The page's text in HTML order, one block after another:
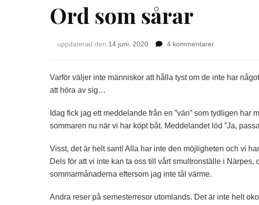
Ord som sårar
uppdaterad den 14 juni, 2020 4 kommentarertill
sårar
Varför väljer inte människor att hålla tyst om de inte har
att höra av sig…
Idag fick jag ett meddelande från en ”vän” som tydligen
sommaren nu när vi har köpt båt. Meddelandet löd ”Ja,
Visst, det är helt sant! Alla har inte den möjligheten och vi
Dels för att vi inte kan ta oss till vårt smultronställe i Närpes,
sommarmånaderna eftersom jag inte tål värme.
Andra reser på semesterresor utomlands. Det är inte helt